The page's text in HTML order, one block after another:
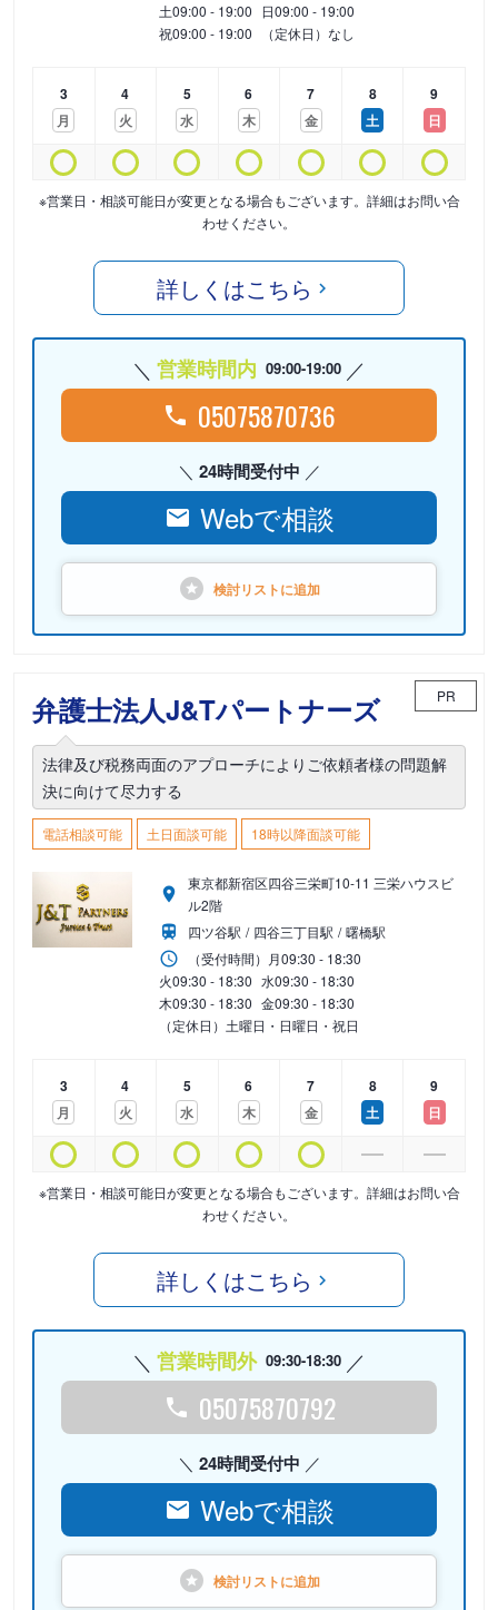
土09:00 - 19:00 日09:00 - 19:00
祝09:00 - 19:00 （定休日）なし
3
月
4
火
5
水
6
木
7
金
8
土
9
日
※営業日・相談可能日が変更となる場合もございます。詳細はお問い合
わせください。
詳しくはこちら
営業時間内 09:00-19:00
05075870736
24時間受付中
Webで相談
検討リストに追加
弁護士法人J&Tパートナーズ PR
法律及び税務両面のアプローチによりご依頼者様の問題解
決に向けて尽力する
電話相談可能 土日面談可能 18時以降面談可能
東京都新宿区四谷三栄町10-11 三栄ハウスビ
ル2階
四ツ谷駅
四谷三丁目駅
曙橋駅
（受付時間） 月09:30 - 18:30
火09:30 - 18:30 水09:30 - 18:30
木09:30 - 18:30 金09:30 - 18:30
（定休日）土曜日・日曜日・祝日
3
月
4
火
5
水
6
木
7
金
8
土
9
日
※営業日・相談可能日が変更となる場合もございます。詳細はお問い合
わせください。
詳しくはこちら
営業時間外 09:30-18:30
05075870792
24時間受付中
Webで相談
検討リストに追加